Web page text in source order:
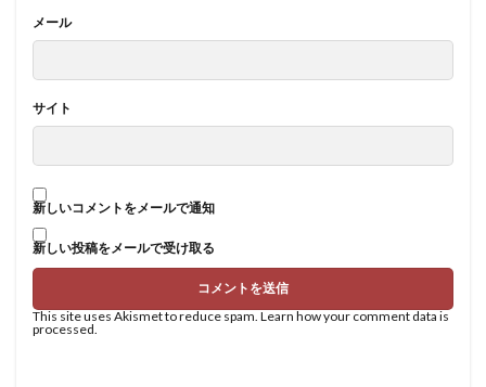
メール
サイト
新しいコメントをメールで通知
新しい投稿をメールで受け取る
This site uses Akismet to reduce spam. Learn how your comment data is
processed